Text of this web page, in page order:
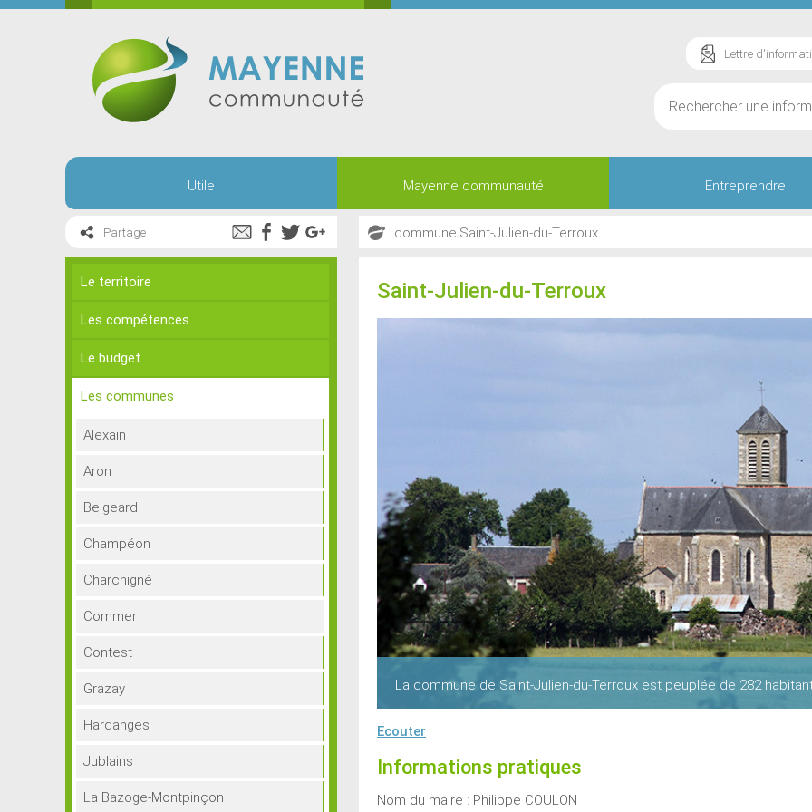
Lettre
Utile Mayenne communauté Entreprendre
commune Saint-Julien-du-Terroux
Saint-Julien-du-Terroux
La commune de Saint-Julien-du-Terroux est peuplée de 282
Ecouter
Informations pratiques
Nom du maire : Philippe COULON
Partage
Le territoire
Les compétences
Le budget
Les communes
Alexain
Aron
Belgeard
Champéon
Charchigné
Commer
Contest
Grazay
Hardanges
Jublains
La Bazoge-Montpinçon